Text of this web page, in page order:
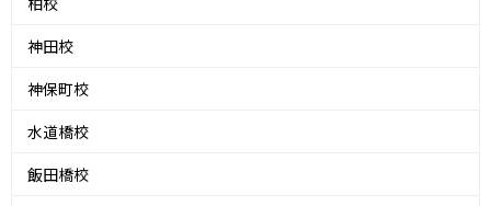
神田校
神保町校
水道橋校
飯田橋校